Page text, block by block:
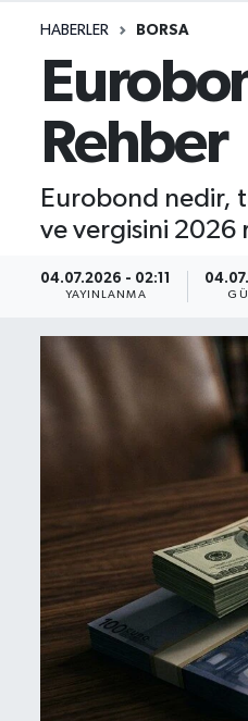
HABERLER BORSA
Rehber
Eurobond nedir,
ve vergisini 2026
04.07.2026 - 02:11
YAYINLANMA
İletişim
Künye
Yasal Uyarı